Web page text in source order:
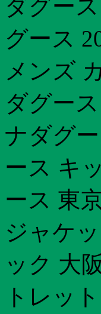
ダグー
グース
メンズ
ダグー
ナダグ
ース キ
ース 東
ジャケ
ック 大
トレッ